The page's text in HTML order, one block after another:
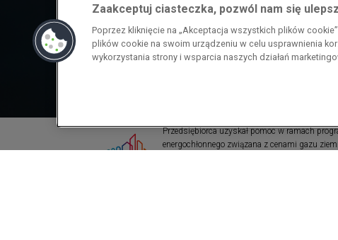
Przedsiębiorca uzyskał pomoc w ramach
energochłonnego związana z cenami gazu
Zaakceptuj ciasteczka, pozwól nam się
Poprzez kliknięcie na „Akceptacja wszystkich plików
plików cookie na swoim urządzeniu w celu usprawnienia
wykorzystania strony i wsparcia naszych działań